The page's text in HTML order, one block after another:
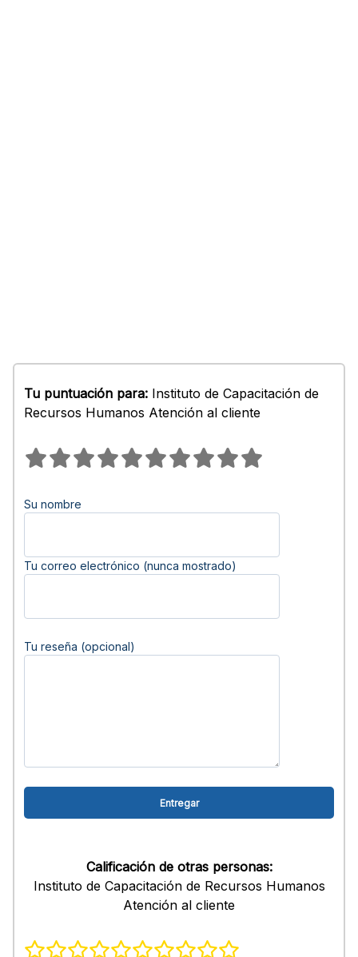
Tu puntuación para: Instituto de Capacitación de
Recursos Humanos Atención al cliente
Su nombre
Tu correo electrónico (nunca mostrado)
Tu reseña (opcional)
Calificación de otras personas:
Instituto de Capacitación de Recursos Humanos
Atención al cliente